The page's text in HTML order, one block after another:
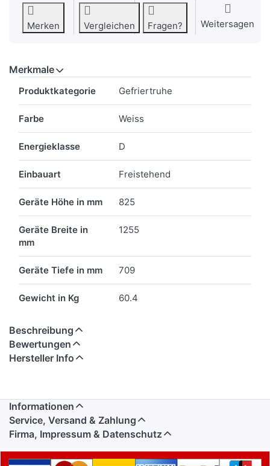
Merken Vergleichen Fragen? Weitersagen
Merkmale
Produktkategorie Gefriertruhe
Farbe Weiss
Energieklasse D
Einbauart Freistehend
Geräte Höhe in mm 825
Geräte Breite in
mm
1255
Geräte Tiefe in mm 709
Gewicht in Kg 60.4
Beschreibung
Bewertungen
Hersteller Info
Informationen
Service, Versand & Zahlung
Firma, Impressum & Datenschutz